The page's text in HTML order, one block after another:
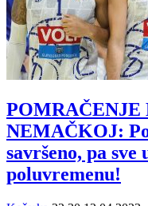
POMRAČENJE
NEMAČKOJ:
savršeno, pa
poluvremenu!